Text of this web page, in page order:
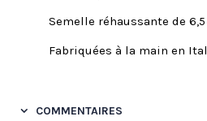
Semelle réhaussante de
Fabriquées à la main en
COMMENTAIRES